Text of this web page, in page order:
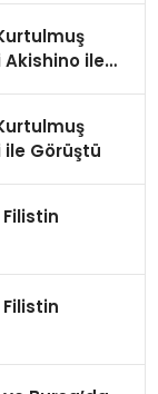
ile
Görüştü